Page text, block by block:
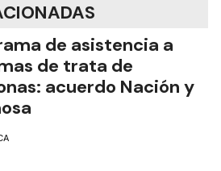
de asistencia a
de trata de
acuerdo Nación y